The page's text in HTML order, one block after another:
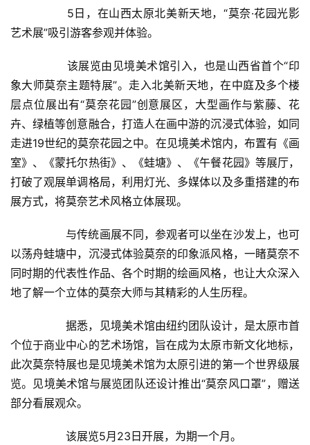
首
页
艺
坛
快
书
法
征
学
术
研
究
艺术展”吸引游客参观并体验。
象大师莫奈主题特展”。走入北美新天地，在中庭及多个楼
层点位展出有“莫奈花园”创意展区，大型画作与紫藤、花
卉、绿植等创意融合，打造人在画中游的沉浸式体验，如同
走进19世纪的莫奈花园之中。在见境美术馆内，布置有《画
室》、《蒙托尔热街》、《蛙塘》、《午餐花园》等展厅，
打破了观展单调格局，利用灯光、多媒体以及多重搭建的布
展方式，将莫奈艺术风格立体展现。
以荡舟蛙塘中，沉浸式体验莫奈的印象派风格，一睹莫奈不
同时期的代表性作品、各个时期的绘画风格，也让大众深入
地了解一个立体的莫奈大师与其精彩的人生历程。
个位于商业中心的艺术场馆，旨在成为太原市新文化地标，
此次莫奈特展也是见境美术馆为太原引进的第一个世界级展
览。见境美术馆与展览团队还设计推出“莫奈风口罩”，赠送
部分看展观众。
  	该展览5月23日开展，为期一个月。